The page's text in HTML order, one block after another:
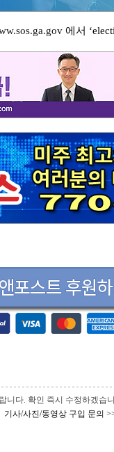
에서
니다. 확인 즉시 수정하겠습
기사/사진/동영상 구입 문의